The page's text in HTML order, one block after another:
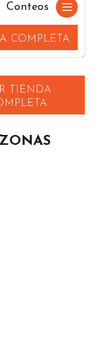
Conteos
COMPLETA
TIENDA